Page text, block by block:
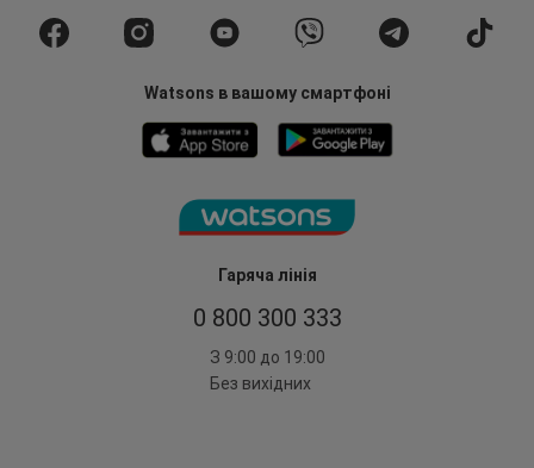
Гаряча лінія
0 800 300 333
З 9:00 до 19:00
Без вихідних
Watsons в вашому смартфоні